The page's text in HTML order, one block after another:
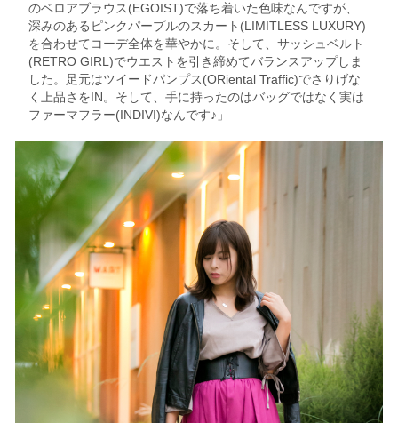
のベロアブラウス(EGOIST)で落ち着いた色味なんですが、
深みのあるピンクパープルのスカート(LIMITLESS LUXURY)
を合わせてコーデ全体を華やかに。そして、サッシュベルト
(RETRO GIRL)でウエストを引き締めてバランスアップしま
した。足元はツイードパンプス(ORiental Traffic)でさりげな
く上品さをIN。そして、手に持ったのはバッグではなく実は
ファーマフラー(INDIVI)なんです♪」